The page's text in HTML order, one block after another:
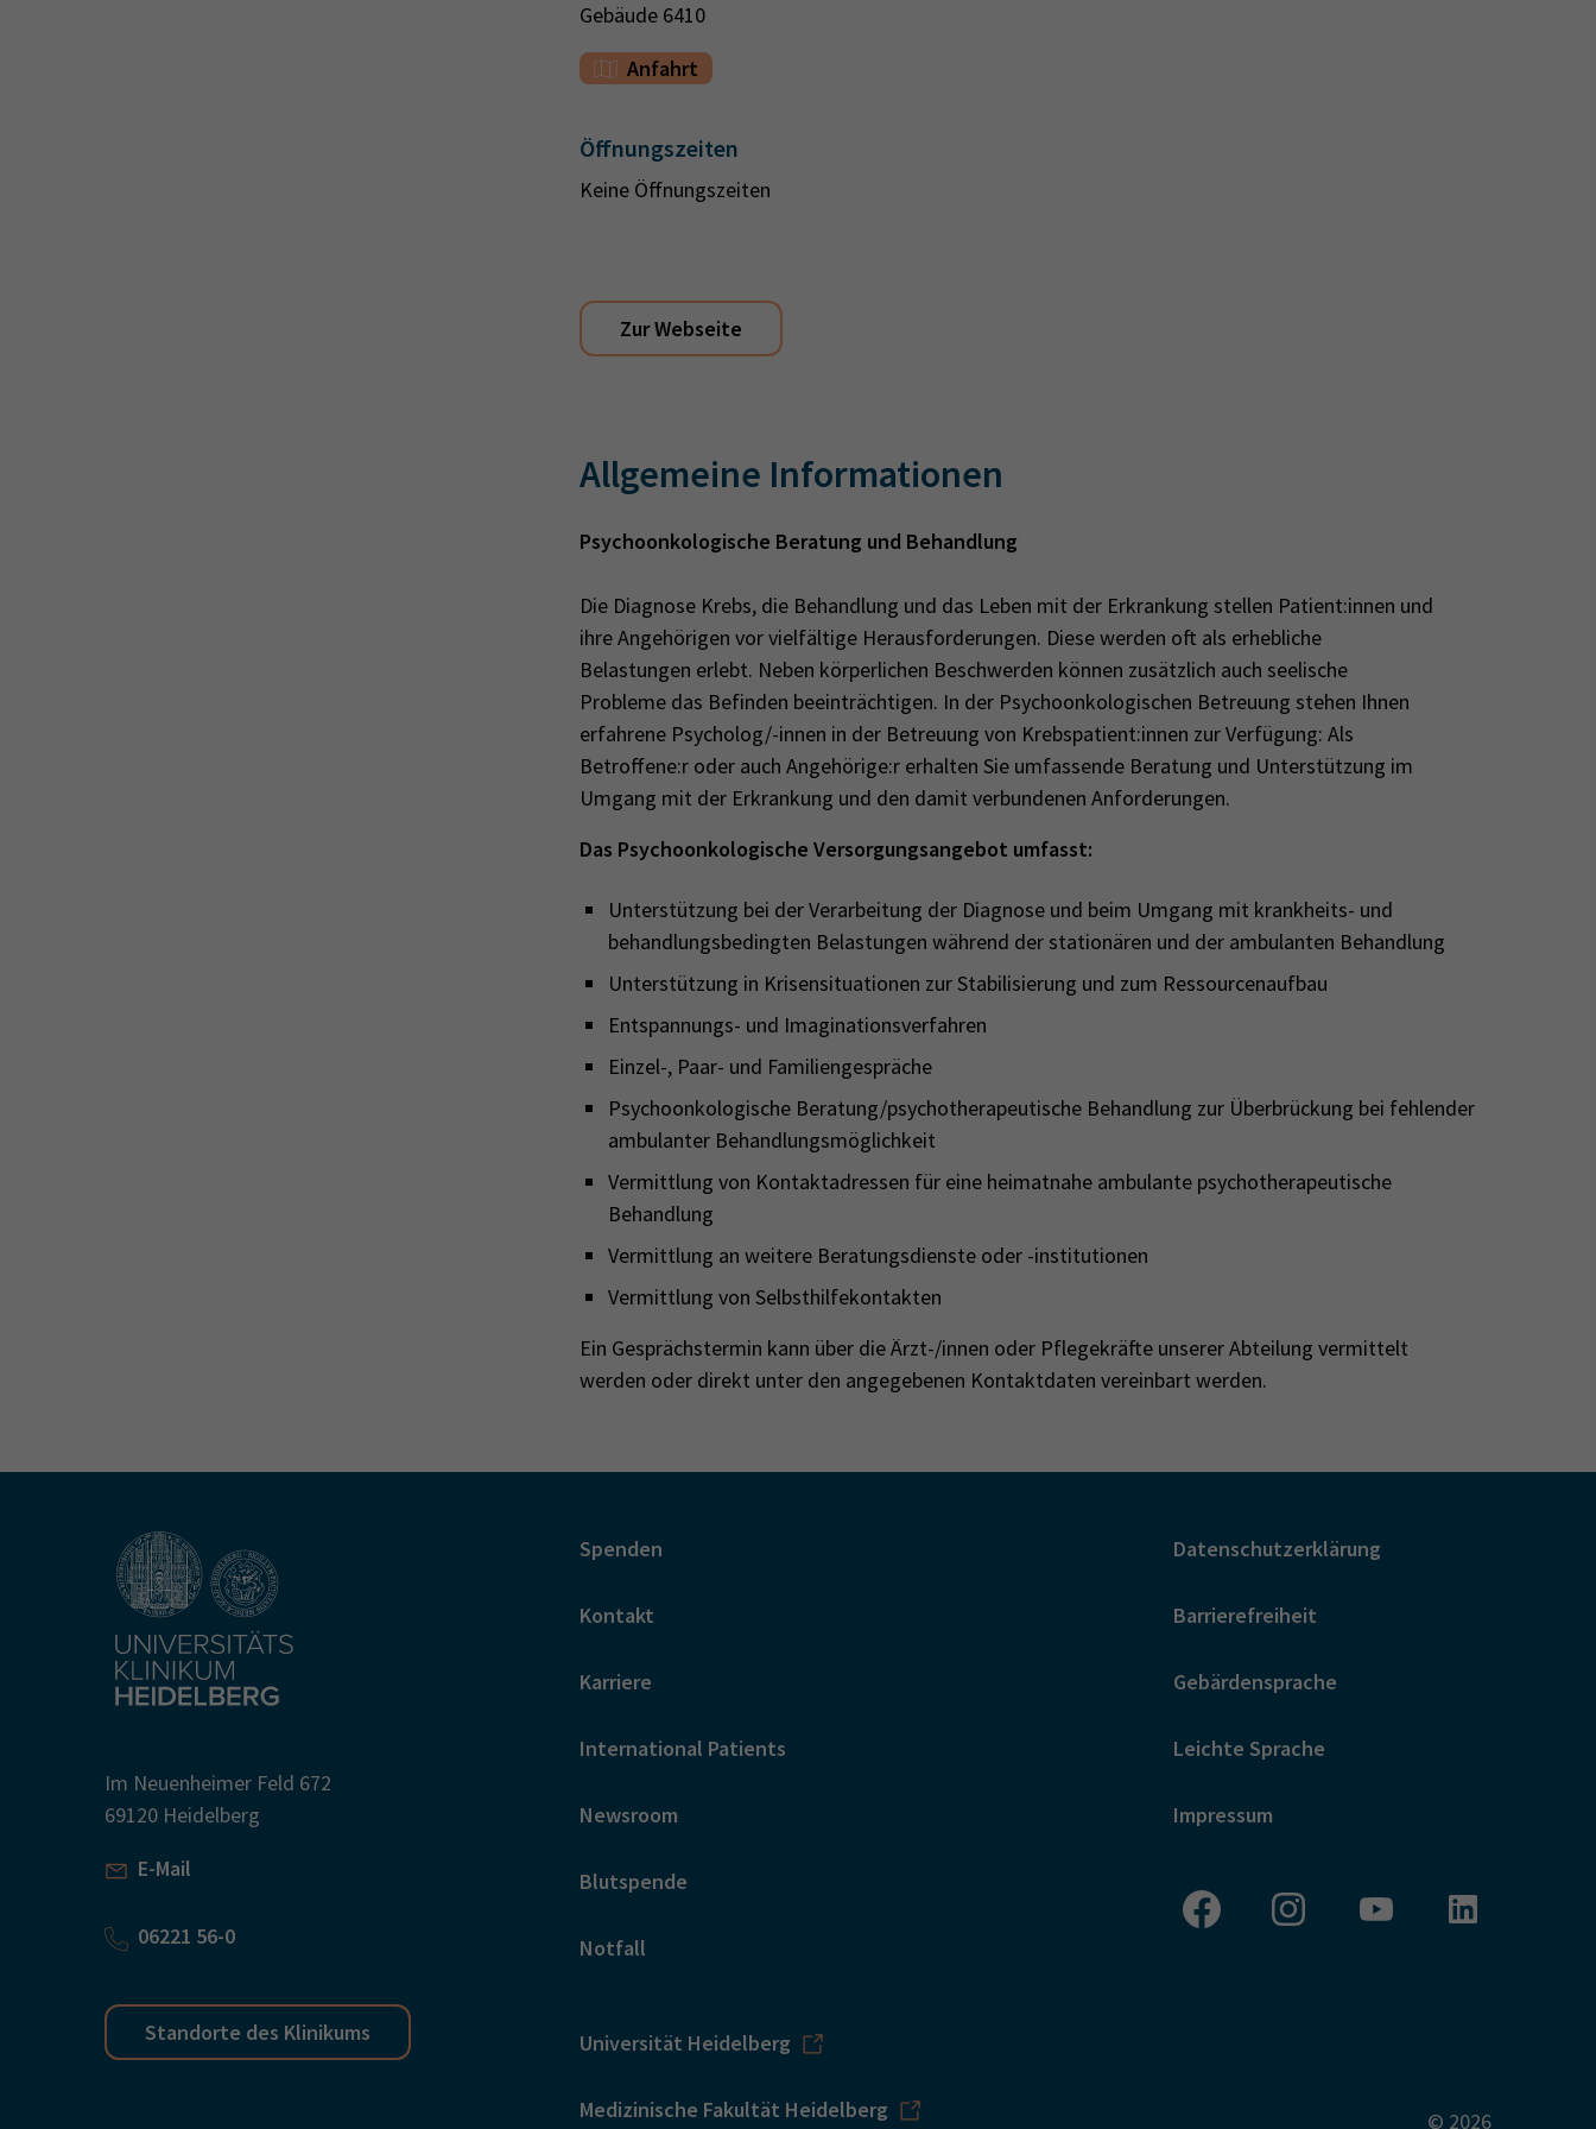
Gebäude 6410
Anfahrt
Öffnungszeiten
Keine Öffnungszeiten
Zur Webseite
Allgemeine Informationen
Psychoonkologische Beratung und Behandlung
Die Diagnose Krebs, die Behandlung und das Leben mit der Erkrankung stellen Patient:innen und
ihre Angehörigen vor vielfältige Herausforderungen. Diese werden oft als erhebliche
Belastungen erlebt. Neben körperlichen Beschwerden können zusätzlich auch seelische
Probleme das Befinden beeinträchtigen. In der Psychoonkologischen Betreuung stehen Ihnen
erfahrene Psycholog/-innen in der Betreuung von Krebspatient:innen zur Verfügung: Als
Betroffene:r oder auch Angehörige:r erhalten Sie umfassende Beratung und Unterstützung im
Umgang mit der Erkrankung und den damit verbundenen Anforderungen.
Das Psychoonkologische Versorgungsangebot umfasst:
Unterstützung bei der Verarbeitung der Diagnose und beim Umgang mit krankheits- und
behandlungsbedingten Belastungen während der stationären und der ambulanten Behandlung
Unterstützung in Krisensituationen zur Stabilisierung und zum Ressourcenaufbau
Entspannungs- und Imaginationsverfahren
Einzel-, Paar- und Familiengespräche
Psychoonkologische Beratung/psychotherapeutische Behandlung zur Überbrückung bei fehlender
ambulanter Behandlungsmöglichkeit
Vermittlung von Kontaktadressen für eine heimatnahe ambulante psychotherapeutische
Behandlung
Vermittlung an weitere Beratungsdienste oder -institutionen
Vermittlung von Selbsthilfekontakten
Ein Gesprächstermin kann über die Ärzt-/innen oder Pflegekräfte unserer Abteilung vermittelt
werden oder direkt unter den angegebenen Kontaktdaten vereinbart werden.
Im Neuenheimer Feld 672
69120 Heidelberg
E-Mail
06221 56-0
Standorte des Klinikums
Spenden
Kontakt
Karriere
International Patients
Newsroom
Blutspende
Notfall
Universität Heidelberg
Medizinische Fakultät Heidelberg
Datenschutzerklärung
Barrierefreiheit
Gebärdensprache
Leichte Sprache
Impressum
© 2026